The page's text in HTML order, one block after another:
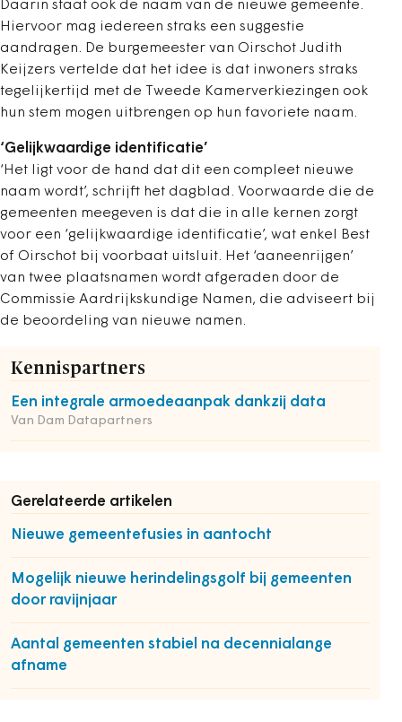
Daarin staat ook de naam van de nieuwe gemeente.
Hiervoor mag iedereen straks een suggestie
aandragen. De burgemeester van Oirschot Judith
Keijzers vertelde dat het idee is dat inwoners straks
tegelijkertijd met de Tweede Kamerverkiezingen ook
hun stem mogen uitbrengen op hun favoriete naam.
‘Gelijkwaardige identificatie’
‘Het ligt voor de hand dat dit een compleet nieuwe
naam wordt’, schrijft het dagblad. Voorwaarde die de
gemeenten meegeven is dat die in alle kernen zorgt
voor een ‘gelijkwaardige identificatie’, wat enkel Best
of Oirschot bij voorbaat uitsluit. Het ‘aaneenrijgen’
van twee plaatsnamen wordt afgeraden door de
Commissie Aardrijkskundige Namen, die adviseert bij
de beoordeling van nieuwe namen.
Kennispartners
Een integrale armoedeaanpak dankzij data
Van Dam Datapartners
Gerelateerde artikelen
Nieuwe gemeentefusies in aantocht
Mogelijk nieuwe herindelingsgolf bij gemeenten
door ravijnjaar
Aantal gemeenten stabiel na decennialange
afname